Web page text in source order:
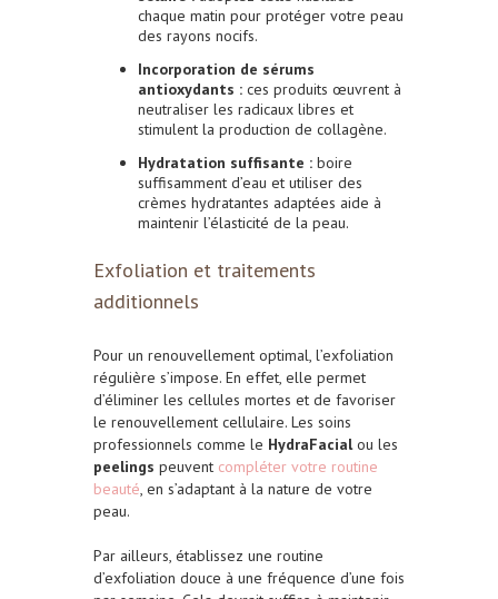
chaque matin pour protéger votre peau
des rayons nocifs.
Incorporation de sérums
antioxydants : ces produits œuvrent à
neutraliser les radicaux libres et
stimulent la production de collagène.
Hydratation suffisante : boire
suffisamment d’eau et utiliser des
crèmes hydratantes adaptées aide à
maintenir l’élasticité de la peau.
Exfoliation et traitements
additionnels
Pour un renouvellement optimal, l’exfoliation
régulière s’impose. En effet, elle permet
d’éliminer les cellules mortes et de favoriser
le renouvellement cellulaire. Les soins
professionnels comme le HydraFacialou les
peelings peuvent compléter votre routine
beauté, en s’adaptant à la nature de votre
peau.
Par ailleurs, établissez une routine
d’exfoliation douce à une fréquence d’une fois